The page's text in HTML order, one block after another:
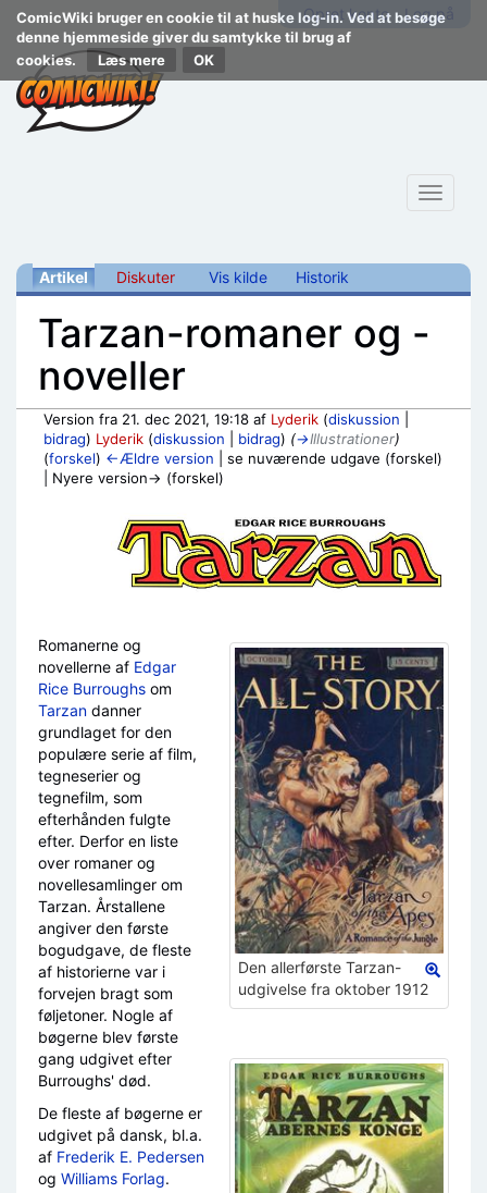
ComicWiki bruger en cookie til at huske log-in. Ved at besøge
denne hjemmeside giver du samtykke til brug af
cookies.
Læs mere
Opret konto Log på
Toggle
Artikel Diskuter Vis kilde Historik
Tarzan-romaner og -
noveller
Version fra 21. dec 2021, 19:18 af Lyderik (diskussion
bidrag) Lyderik (diskussion bidrag) (→Illustrationer)
(forskel) ←Ældre version | se nuværende udgave (forskel)
| Nyere version→ (forskel)
Den allerførste Tarzan-
udgivelse fra oktober 1912
Romanerne og
novellerne af Edgar
Rice Burroughs om
Tarzan danner
grundlaget for den
populære serie af film,
tegneserier og
tegnefilm, som
efterhånden fulgte
efter. Derfor en liste
over romaner og
novellesamlinger om
Tarzan. Årstallene
angiver den første
bogudgave, de fleste
af historierne var i
forvejen bragt som
føljetoner. Nogle af
bøgerne blev første
gang udgivet efter
Burroughs' død.
De fleste af bøgerne er
udgivet på dansk, bl.a.
af Frederik E. Pedersen
og Williams Forlag.